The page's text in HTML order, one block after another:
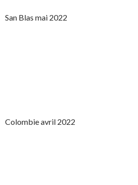
San Blas mai 2022
Colombie avril 2022